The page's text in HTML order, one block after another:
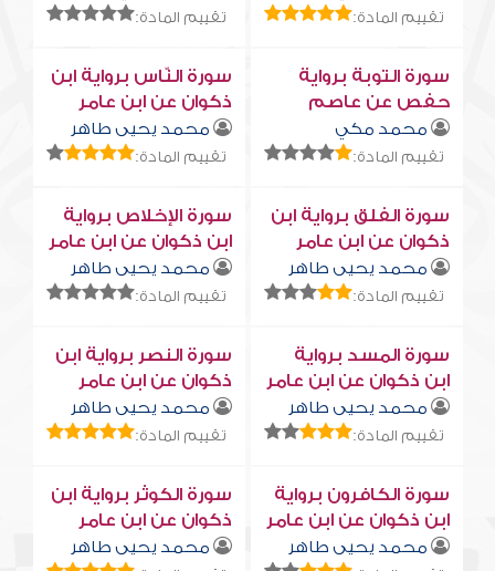
تقييم المادة: تقييم المادة:
سورة التوبة برواية
حفص عن عاصم
محمد مكي
تقييم المادة:
سورة النّاس برواية ابن
ذكوان عن ابن عامر
محمد يحيى طاهر
تقييم المادة:
سورة الفلق برواية ابن
ذكوان عن ابن عامر
محمد يحيى طاهر
تقييم المادة:
سورة الإخلاص برواية
ابن ذكوان عن ابن عامر
محمد يحيى طاهر
تقييم المادة:
سورة المسد برواية
ابن ذكوان عن ابن عامر
محمد يحيى طاهر
تقييم المادة:
سورة النصر برواية ابن
ذكوان عن ابن عامر
محمد يحيى طاهر
تقييم المادة:
سورة الكافرون برواية
ابن ذكوان عن ابن عامر
محمد يحيى طاهر
سورة الكوثر برواية ابن
ذكوان عن ابن عامر
محمد يحيى طاهر